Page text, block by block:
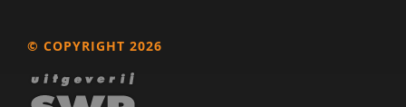
© COPYRIGHT 2026